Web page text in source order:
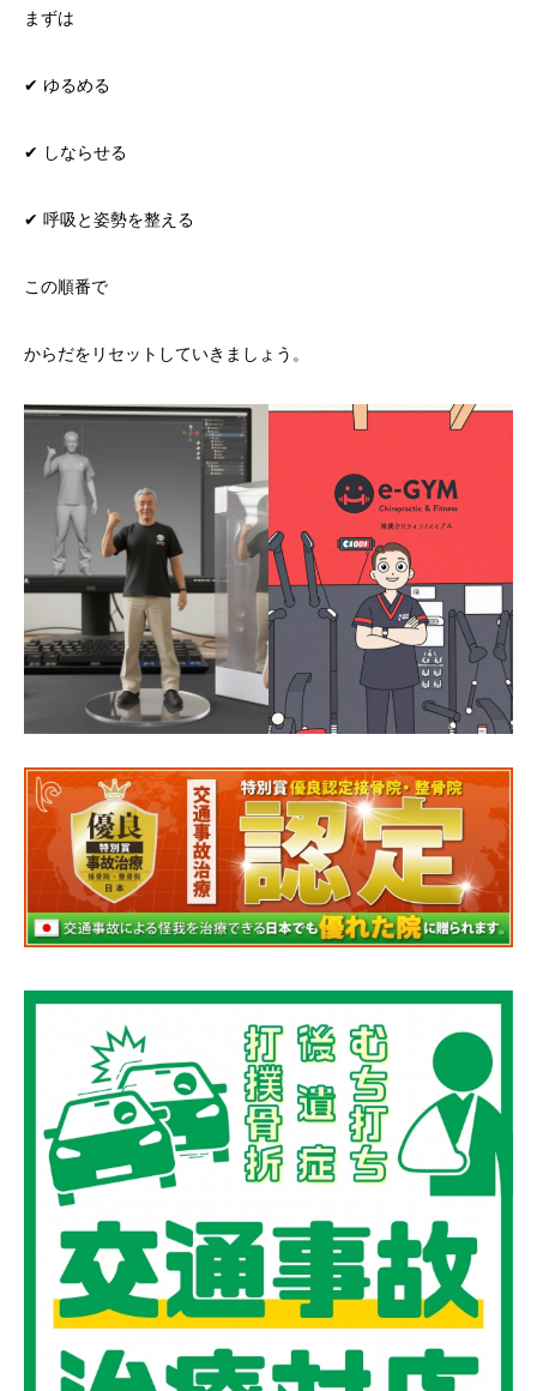
まずは
✔ ゆるめる
✔ しならせる
✔ 呼吸と姿勢を整える
この順番で
からだをリセットしていきましょう。